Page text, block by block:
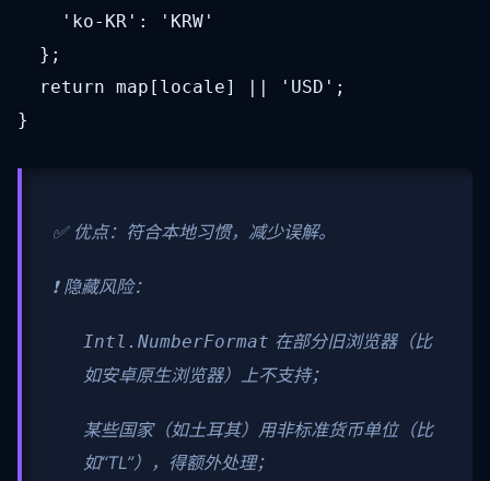
'ko-KR': 'KRW'
};
return map[locale] || 'USD';
}
✅ 优点：符合本地习惯，减少误解。
❗ 隐藏风险：
Intl.NumberFormat 在部分旧浏览器（比
如安卓原生浏览器）上不支持；
某些国家（如土耳其）用非标准货币单位（比
如“TL”），得额外处理；